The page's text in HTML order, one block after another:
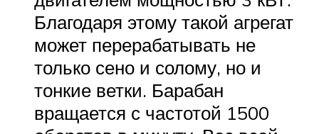
Благодаря этому такой агрегат
может перерабатывать не
только сено и солому, но и
тонкие ветки. Барабан
вращается с частотой 1500